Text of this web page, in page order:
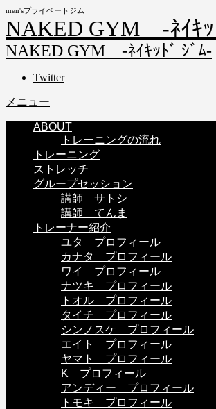
men'sプライベートジム
NAKED GYM -ﾈｲｷｯ
NAKED GYM -ﾈｲｷｯﾄﾞ ｼﾞﾑ-
Twitter
メニュー
ABOUT
トレーニングの流れ
トレーニング
ストレッチ
グループセッション
講師 サトシ
講師 てんま
トレーナー紹介
ユタ プロフィール
カナタ プロフィール
ワイ プロフィール
ナツキ プロフィール
トオル プロフィール
タイチ プロフィール
シンノスケ プロフィール
エイト プロフィール
ヤマト プロフィール
K プロフィール
アンディー プロフィール
トモキ プロフィール